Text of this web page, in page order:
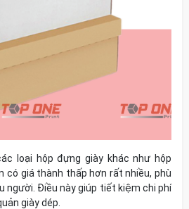
loại hộp đựng giày khác như hộp
có giá thành thấp hơn rất nhiều, phù
người. Điều này giúp tiết kiệm chi phí
giày dép.